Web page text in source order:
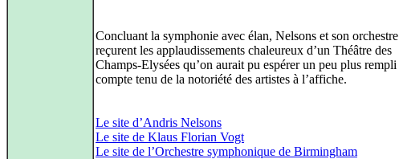
Concluant la symphonie avec élan, Nelsons et son orchestre
reçurent les applaudissements chaleureux d’un Théâtre des
Champs-Elysées qu’on aurait pu espérer un peu plus rempli
compte tenu de la notoriété des artistes à l’affiche.
Le site d’Andris Nelsons
Le site de Klaus Florian Vogt
Le site de l’Orchestre symphonique de Birmingham